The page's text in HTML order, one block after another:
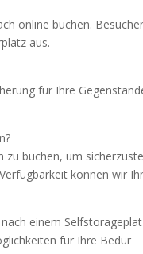
online buchen.
aus.
für Ihre
buchen, um
können wir
einem
für Ihre Bedür